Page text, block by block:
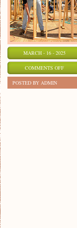
MARCH - 16 - 2025
COMMENTS OFFON
POSTED BY ADMIN